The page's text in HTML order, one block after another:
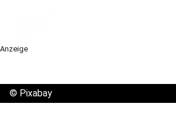
Anzeige
© Pixabay